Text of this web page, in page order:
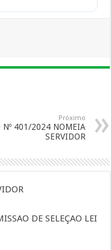
Próximo
Nº 401/2024 NOMEIA
SERVIDOR
DE SELEÇAO LEI